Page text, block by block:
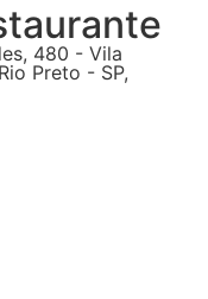
480 - Vila
Preto - SP,